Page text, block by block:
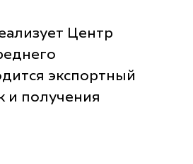
Центр
экспортный
и получения